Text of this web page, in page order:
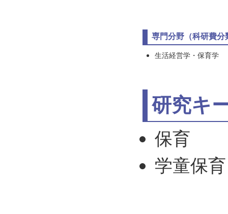
専門分野（科研費分
生活経営学・保育学
研究キ
保育
学童保